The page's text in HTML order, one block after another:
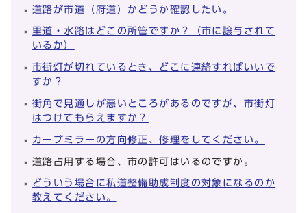
道路が市道（府道）かどうか確認したい。
里道・水路はどこの所管ですか？（市に譲与されて
いるか）
市街灯が切れているとき、どこに連絡すればいいで
すか？
街角で見通しが悪いところがあるのですが、市街灯
はつけてもらえますか？
カーブミラーの方向修正、修理をしてください。
道路占用する場合、市の許可はいるのですか。
どういう場合に私道整備助成制度の対象になるのか
教えてください。